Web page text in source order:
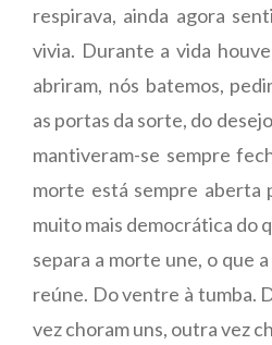
respirava, ainda agora
vivia. Durante a vida
abriram, nós batemos,
as portas da sorte, do
mantiveram-se sempre
morte está sempre aberta
muito mais democrática do
separa a morte une, o que
reúne. Do ventre à tumba.
vez choram uns, outra vez